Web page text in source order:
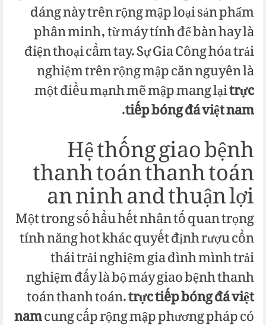
dáng này trên rộng mập loại sản phẩm
phân minh, từ máy tính để bàn hay là
điện thoại cầm tay. Sự Gia Công hóa trải
nghiệm trên rộng mập căn nguyên là
một điều mạnh mẽ mập mang lạitrực
tiếp bóng đá việt nam
.
Hệ thống giao bệnh
thanh toán thanh toán
an ninh and thuận lợi
Một trong số hầu hết nhân tố quan trọng
tính năng hot khác quyết định rượu cồn
thái trải nghiệm gia đình mình trải
nghiệm đấy là bộ máy giao bệnh thanh
toán thanh toán.trực tiếp bóng đá việt